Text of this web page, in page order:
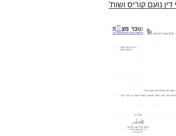
נועם קוריס ושות'